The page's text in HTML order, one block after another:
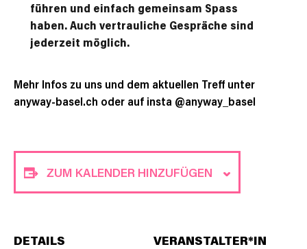
führen und einfach gemeinsam Spass
haben. Auch vertrauliche Gespräche sind
jederzeit möglich.
Mehr Infos zu uns und dem aktuellen Treff unter
anyway-basel.ch oder auf insta @anyway_basel
ZUM KALENDER HINZUFÜGEN
DETAILS
VERANSTALTER*IN